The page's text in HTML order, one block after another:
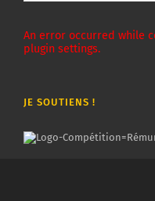
An error occurred while
plugin settings.
JE SOUTIENS !